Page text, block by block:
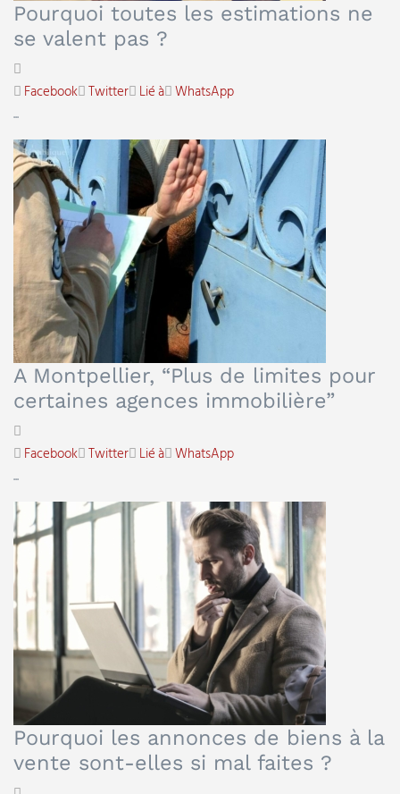
Pourquoi toutes les estimations ne
se valent pas ?
Facebook Twitter Lié à WhatsApp
...
A Montpellier, “Plus de limites pour
certaines agences immobilière”
Facebook Twitter Lié à WhatsApp
...
Pourquoi les annonces de biens à la
vente sont-elles si mal faites ?